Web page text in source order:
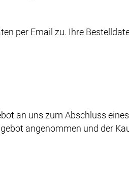
per Email zu. Ihre
an uns zum Abschluss
angenommen und der